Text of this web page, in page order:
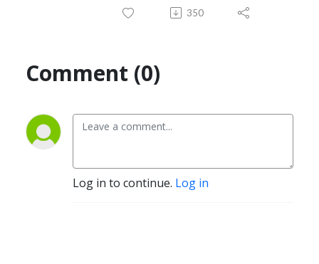
350
Comment (0)
Log in to continue. Log in